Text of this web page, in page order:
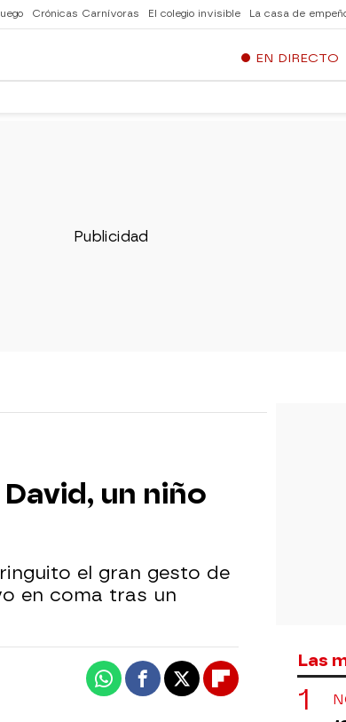
Crónicas Carnívoras El colegio invisible La casa de
EN DIRECTO
un niño
el gran gesto de
en coma tras un
WhatsappFacebook
X Flipboard
Las